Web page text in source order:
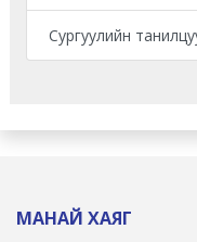
Сургуулийн
МАНАЙ ХАЯГ